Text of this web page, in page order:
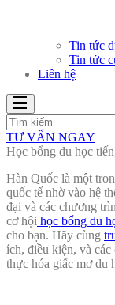
Tin tức
Tin tức
Liên hệ
TƯ VẤN NGAY
Học bổng du học
Hàn Quốc là một
quốc tế nhờ vào hệ
đại và các chương
cơ hội học bổng du
cho bạn. Hãy cùng
ích, điều kiện, và các
thực hóa giấc mơ du